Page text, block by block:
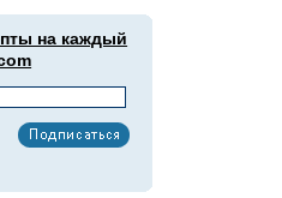
на каждый